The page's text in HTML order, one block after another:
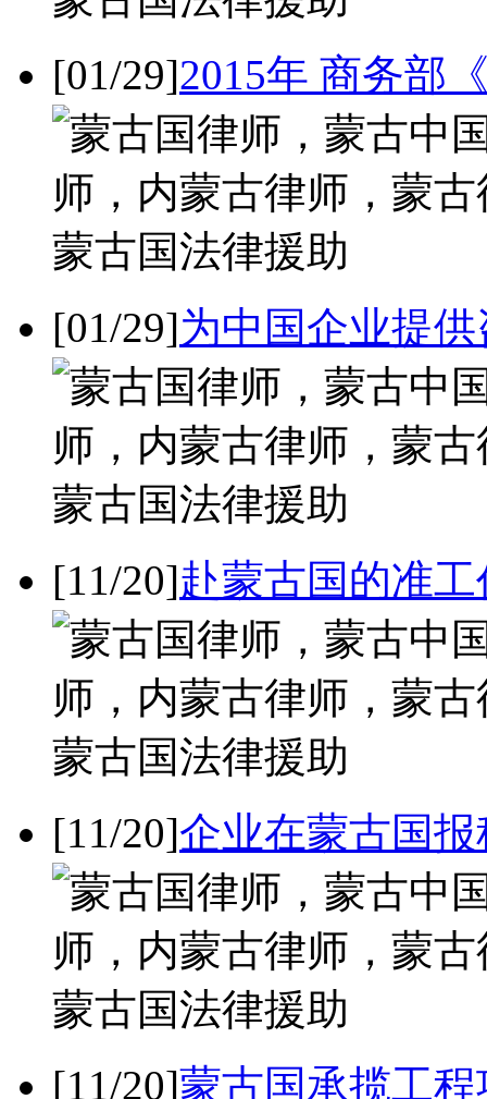
[01/29]2015年 商务部
[01/29]为中国企业提
[11/20]赴蒙古国的准
[11/20]企业在蒙古国
[11/20]蒙古国承揽工